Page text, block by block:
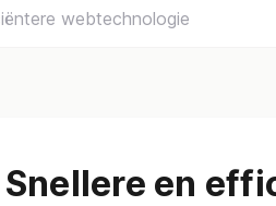
webtechnologie
Snellere en